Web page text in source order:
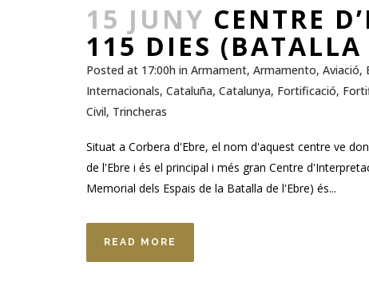
15 JUNY CENTRE
115 DIES (BATALLA
Posted at 17:00h in Armament, Armamento, Aviació,
Internacionals, Cataluña, Catalunya, Fortificació,
Civil, Trincheras
Situat a Corbera d'Ebre, el nom d'aquest centre ve
de l'Ebre i és el principal i més gran Centre
Memorial dels Espais de la Batalla de l'Ebre) és...
READ MORE